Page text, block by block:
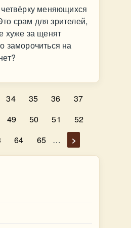
меняющихся
срам для зрителей,
хуже за щенят
заморочиться на
34 35 36
37
49 50 51
52
64 65 … >